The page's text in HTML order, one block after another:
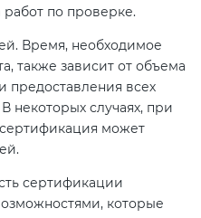
по проверке.
Время, необходимое
также зависит от объема
предоставления всех
некоторых случаях, при
может
сертификации
которые